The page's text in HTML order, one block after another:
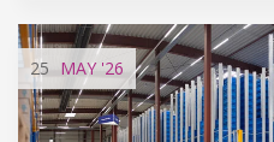
25 MAY '26